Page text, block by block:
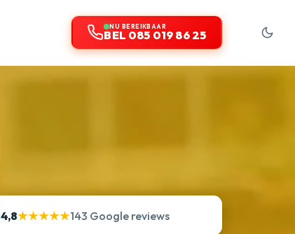
NU BEREIKBAAR
BEL 085 019 86 25
4,8★★★★★143 Google reviews